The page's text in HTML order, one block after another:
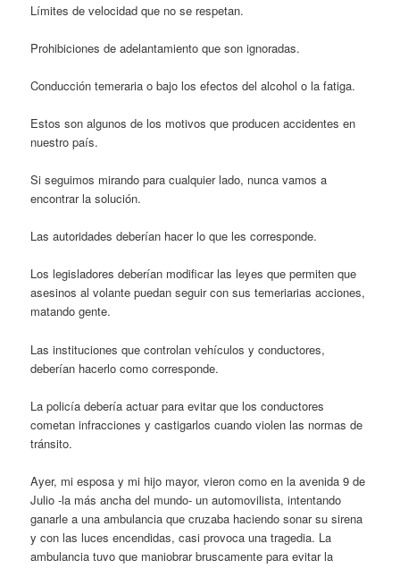
Límites de velocidad que no se respetan.
Prohibiciones de adelantamiento que son ignoradas.
Conducción temeraria o bajo los efectos del alcohol o la fatiga.
Estos son algunos de los motivos que producen accidentes en
nuestro país.
Si seguimos mirando para cualquier lado, nunca vamos a
encontrar la solución.
Las autoridades deberían hacer lo que les corresponde.
Los legisladores deberían modificar las leyes que permiten que
asesinos al volante puedan seguir con sus temeriarias acciones,
matando gente.
Las instituciones que controlan vehículos y conductores,
deberían hacerlo como corresponde.
La policía debería actuar para evitar que los conductores
cometan infracciones y castigarlos cuando violen las normas de
tránsito.
Ayer, mi esposa y mi hijo mayor, vieron como en la avenida 9 de
Julio -la más ancha del mundo- un automovilista, intentando
ganarle a una ambulancia que cruzaba haciendo sonar su sirena
y con las luces encendidas, casi provoca una tragedia. La
ambulancia tuvo que maniobrar bruscamente para evitar la